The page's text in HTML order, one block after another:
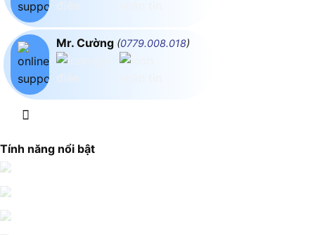
Mr. Cường (0779.008.018)
Tính năng nổi bật